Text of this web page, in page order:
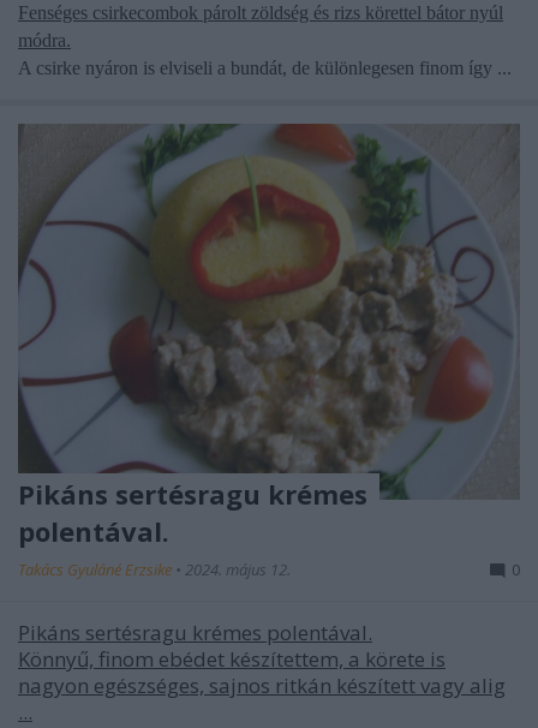
Fenséges csirkecombok párolt zöldség és rizs körettel bátor nyúl
módra.
A csirke nyáron is elviseli a bundát, de különlegesen finom így ...
Pikáns sertésragu krémes
polentával.
Takács Gyuláné Erzsike • 2024. május 12. 0
Pikáns sertésragu krémes polentával.
Könnyű, finom ebédet készítettem, a körete is
nagyon egészséges, sajnos ritkán készített vagy alig
...